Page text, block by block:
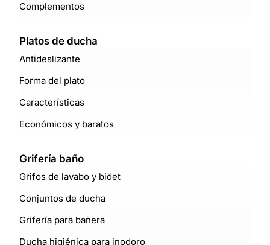
Complementos
Platos de ducha
Antideslizante
Forma del plato
Características
Económicos y baratos
Grifería baño
Grifos de lavabo y bidet
Conjuntos de ducha
Grifería para bañera
Ducha higiénica para inodoro